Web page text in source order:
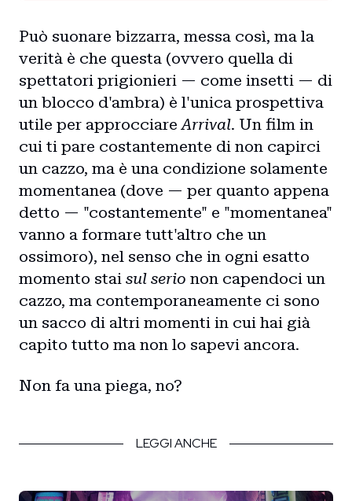
Può suonare bizzarra, messa così, ma la
verità è che questa (ovvero quella di
spettatori prigionieri — come insetti — di
un blocco d'ambra) è l'unica prospettiva
utile per approcciareArrival. Un film in
cui ti pare costantemente di non capirci
un cazzo, ma è una condizione solamente
momentanea (dove — per quanto appena
detto — "costantemente" e "momentanea"
vanno a formare tutt'altro che un
ossimoro), nel senso che in ogni esatto
momento stai sul serio non capendoci un
cazzo, ma contemporaneamente ci sono
un sacco di altri momenti in cui hai già
capito tutto ma non lo sapevi ancora.
Non fa una piega, no?
LEGGI ANCHE